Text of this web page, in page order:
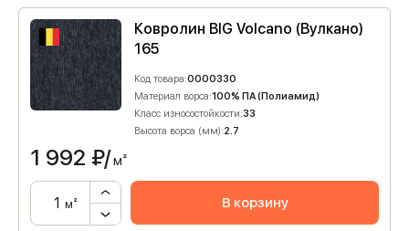
Ковролин BIG Volcano (Вулкано)
165
Код товара:0000330
Материал ворса:100% ПА (Полиамид)
Класс износостойкости:33
Высота ворса (мм):2.7
1 992 ₽/м²
м² В корзину